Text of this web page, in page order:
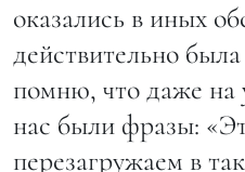
оказались в иных
действительно
помню, что даже на
нас были фразы:
перезагружаем в